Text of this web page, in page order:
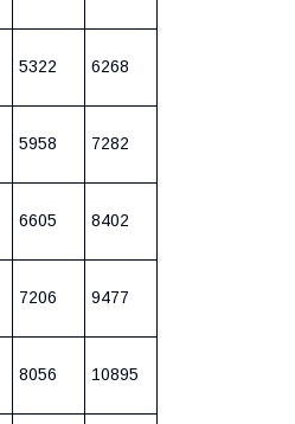
5322 6268
5958 7282
6605 8402
7206 9477
8056 10895